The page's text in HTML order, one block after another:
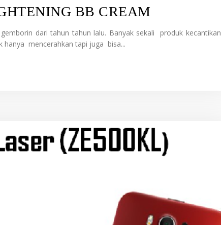
BB CREAM
dari tahun tahun lalu. Banyak sekali produk kecantikan
hanya mencerahkan tapi juga bisa...